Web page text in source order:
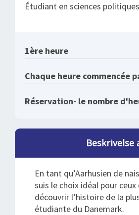
Étudiant en sciences politiques
1ère heure
Chaque heure commencée
Réservation- le nombre
Beskrivelse
En tant qu’Aarhusien de
suis le choix idéal pour
découvrir l’histoire de la
étudiante du Danemark.